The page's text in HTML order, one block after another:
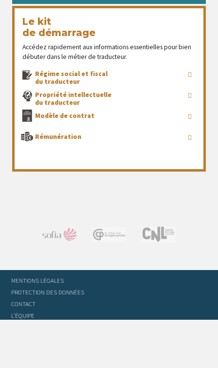
Le kit
de démarrage
Accédez rapidement aux informations essentielles pour bien
débuter dans le métier de traducteur.
Régime social et fiscal
du traducteur
Propriété intellectuelle
du traducteur
Modèle de contrat
Rémunération
MENTIONS LÉGALES
PROTECTION DES DONNÉES
CONTACT
L’ÉQUIPE